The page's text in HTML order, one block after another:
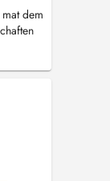
dem
Master
...